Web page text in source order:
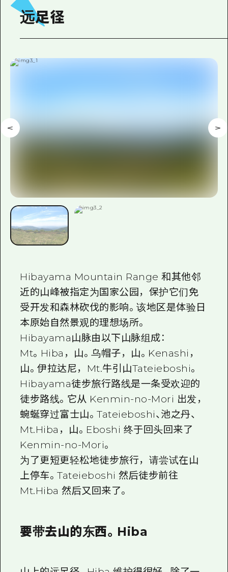
远足径
Hibayama Mountain Range 和其他邻
近的山峰被指定为国家公园，保护它们免
受开发和森林砍伐的影响。该地区是体验日
本原始自然景观的理想场所。
Hibayama山脉由以下山脉组成：
Mt。Hiba，山。乌帽子，山。Kenashi，
山。伊拉达尼，Mt.牛引山Tateieboshi。
Hibayama徒步旅行路线是一条受欢迎的
徒步路线。它从 Kenmin-no-Mori 出发，
蜿蜒穿过富士山。Tateieboshi、池之丹、
Mt.Hiba，山。Eboshi 终于回头回来了
Kenmin-no-Mori。
为了更短更轻松地徒步旅行，请尝试在山
上停车。Tateieboshi 然后徒步前往
Mt.Hiba 然后又回来了。
要带去山的东西。Hiba